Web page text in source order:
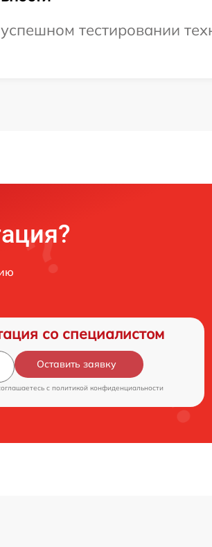
тестировании
со специалистом
Оставить заявку
c политикой конфиденциальности